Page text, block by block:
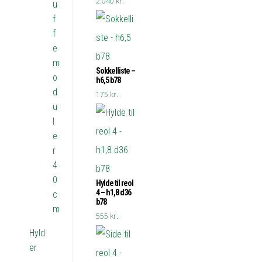
Sokkelliste –
h6,5 b78
175 kr.
Hylde til reol
4 – h1,8 d36
b78
555 kr.
u
f
f
e
m
o
d
u
l
e
r
4
0
c
m
Hyld
er